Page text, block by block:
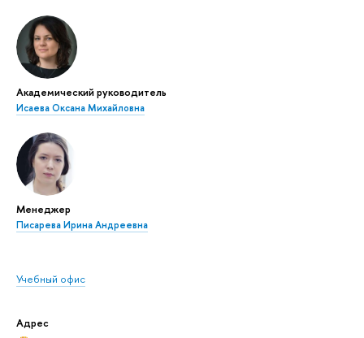
Академический руководитель
Исаева Оксана Михайловна
Менеджер
Писарева Ирина Андреевна
Учебный офис
Адрес